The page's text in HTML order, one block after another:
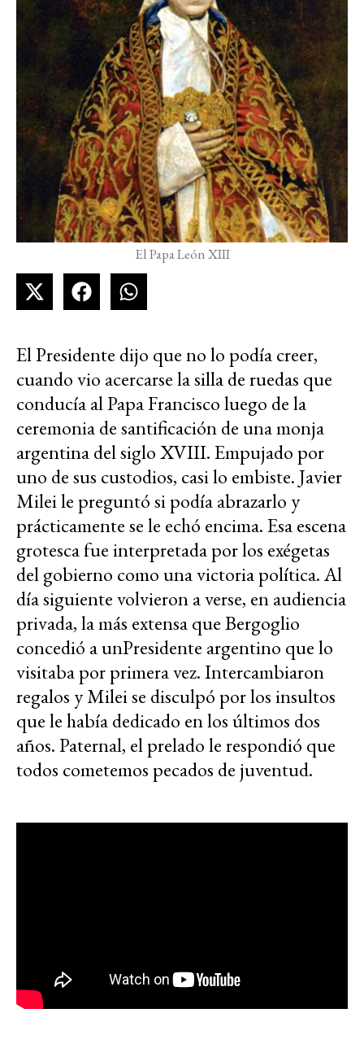
El Papa León XIII
El Presidente dijo que no lo podía creer,
cuando vio acercarse la silla de ruedas que
conducía al Papa Francisco luego de la
ceremonia de santificación de una monja
argentina del siglo XVIII. Empujado por
uno de sus custodios, casi lo embiste. Javier
Milei le preguntó si podía abrazarlo y
prácticamente se le echó encima. Esa escena
grotesca fue interpretada por los exégetas
del gobierno como una victoria política. Al
día siguiente volvieron a verse, en audiencia
privada, la más extensa que Bergoglio
concedió a unPresidente argentino que lo
visitaba por primera vez. Intercambiaron
regalos y Milei se disculpó por los insultos
que le había dedicado en los últimos dos
años. Paternal, el prelado le respondió que
todos cometemos pecados de juventud.